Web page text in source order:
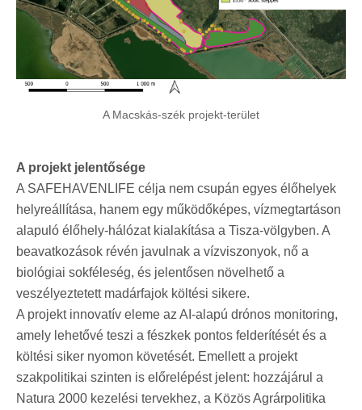
A Macskás-szék projekt-terület
A projekt jelentősége
A SAFEHAVENLIFE célja nem csupán egyes élőhelyek
helyreállítása, hanem egy működőképes, vízmegtartáson
alapuló élőhely-hálózat kialakítása a Tisza-völgyben. A
beavatkozások révén javulnak a vízviszonyok, nő a
biológiai sokféleség, és jelentősen növelhető a
veszélyeztetett madárfajok költési sikere.
A projekt innovatív eleme az AI-alapú drónos monitoring,
amely lehetővé teszi a fészkek pontos felderítését és a
költési siker nyomon követését. Emellett a projekt
szakpolitikai szinten is előrelépést jelent: hozzájárul a
Natura 2000 kezelési tervekhez, a Közös Agrárpolitika